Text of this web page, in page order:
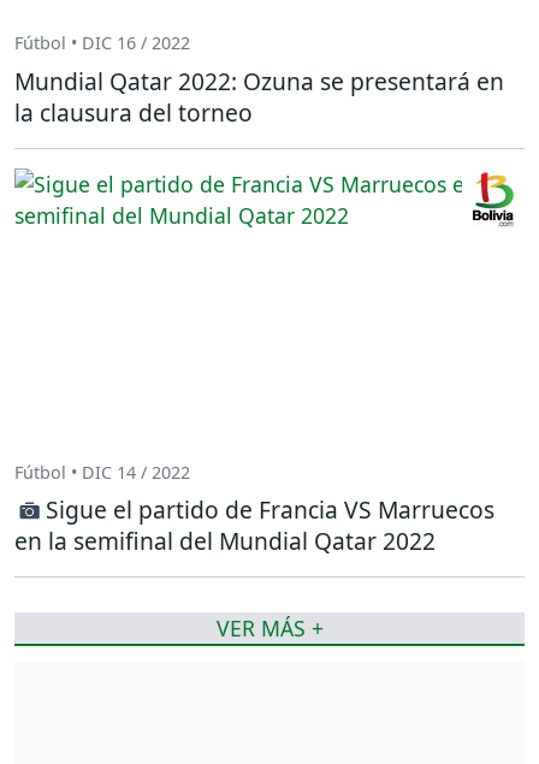
Fútbol • DIC 16 / 2022
Mundial Qatar 2022: Ozuna se presentará en
la clausura del torneo
Fútbol • DIC 14 / 2022
Sigue el partido de Francia VS Marruecos
en la semifinal del Mundial Qatar 2022
VER MÁS +